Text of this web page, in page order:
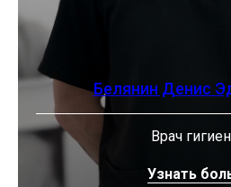
Белянин Денис
Врач
Узнать